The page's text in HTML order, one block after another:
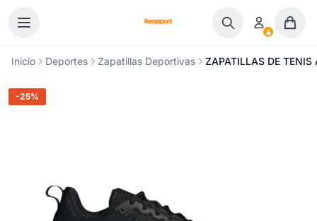
Inicio Deportes Zapatillas Deportivas ZAPATILLAS DE TENIS
-25%